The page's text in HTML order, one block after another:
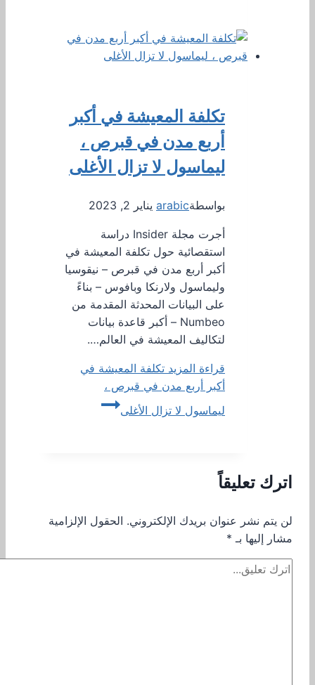
تكلفة المعيشة في أكبر
أربع مدن في قبرص ،
ليماسول لا تزال الأغلى
بواسطةarabic يناير 2, 2023
أجرت مجلة Insider دراسة
استقصائية حول تكلفة المعيشة في
أكبر أربع مدن في قبرص – نيقوسيا
وليماسول ولارنكا وبافوس – بناءً
على البيانات المحدثة المقدمة من
Numbeo – أكبر قاعدة بيانات
لتكاليف المعيشة في العالم….
قراءة المزيد تكلفة المعيشة في
أكبر أربع مدن في قبرص ،
ليماسول لا تزال الأغلى
اترك تعليقاً
لن يتم نشر عنوان بريدك الإلكتروني. الحقول الإلزامية
مشار إليها بـ *